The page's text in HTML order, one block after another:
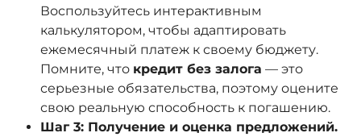
Воспользуйтесь интерактивным
калькулятором, чтобы адаптировать
ежемесячный платеж к своему бюджету.
Помните, что кредит без залога — это
серьезные обязательства, поэтому оцените
свою реальную способность к погашению.
Шаг 3: Получение и оценка предложений.